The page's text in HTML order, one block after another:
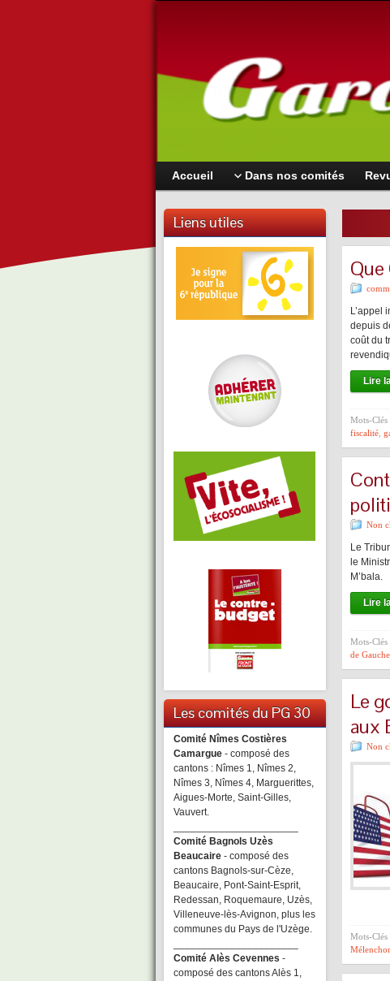
Accueil Dans nos comités
Liens utiles
Les comités du PG 30
Comité Nîmes Costières
Camargue - composé des
cantons : Nîmes 1, Nîmes 2,
Nîmes 3, Nîmes 4, Marguerittes,
Aigues-Morte, Saint-Gilles,
Vauvert.
Comité Bagnols Uzès
Beaucaire - composé des
cantons Bagnols-sur-Cèze,
Beaucaire, Pont-Saint-Esprit,
Redessan, Roquemaure, Uzès,
Villeneuve-lès-Avignon, plus les
communes du Pays de l'Uzège.
Comité Alès Cevennes -
composé des cantons Alès 1,
Que
L’appel
depuis
coût du
Lire
Mots-Clés
fiscalité
Non
Le
le
M’bala.
Lire
Mots-Clés
de Gauche
Le
aux
Non
Mots-Clés